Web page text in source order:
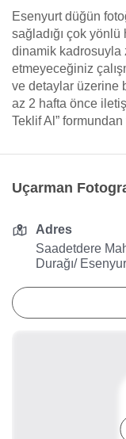
Esenyurt düğün
sağladığı çok yönlü
dinamik kadrosuyla
etmeyeceğiniz
ve detaylar üzerine
az 2 hafta önce
Teklif Al” formundan
Uçarman
Adres
Saadetdere
Durağı/